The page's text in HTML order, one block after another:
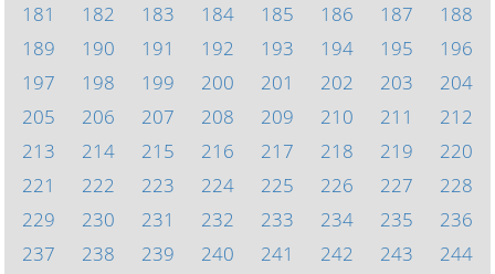
181
182 183 184 185 186 187
188
189
190 191 192 193 194 195
196
197
198 199 200 201 202 203
204
205
206 207 208 209 210 211
212
213
214 215 216 217 218 219
220
221
222 223 224 225 226 227
228
229
230 231 232 233 234 235
236
237
238 239 240 241 242 243
244